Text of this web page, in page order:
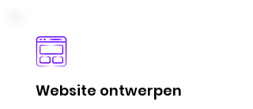
Website ontwerpen